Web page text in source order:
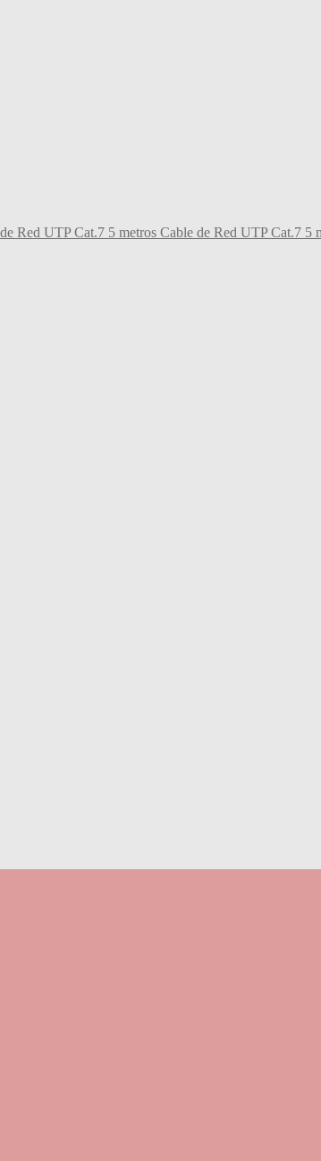
Cable de Red UTP Cat.7 5